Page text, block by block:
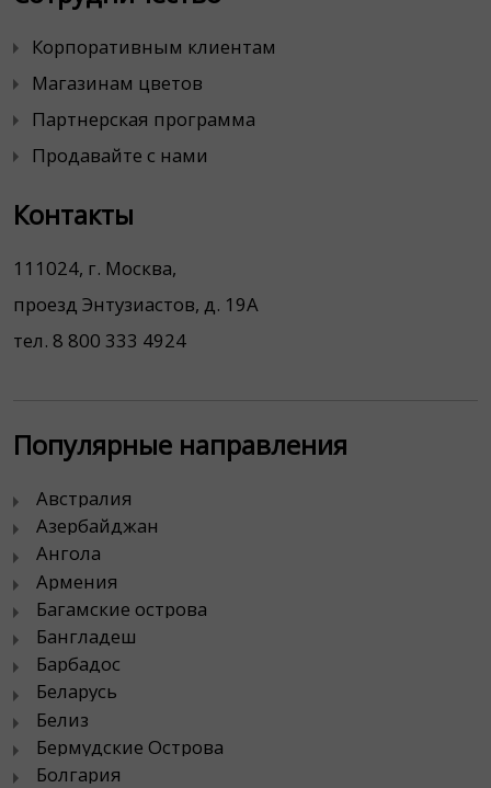
Корпоративным клиентам
Магазинам цветов
Партнерская программа
Продавайте с нами
Контакты
111024, г. Москва,
проезд Энтузиастов, д. 19А
тел. 8 800 333 4924
Популярные направления
Австралия
Азербайджан
Ангола
Армения
Багамские острова
Бангладеш
Барбадос
Беларусь
Белиз
Бермудские Острова
Болгария